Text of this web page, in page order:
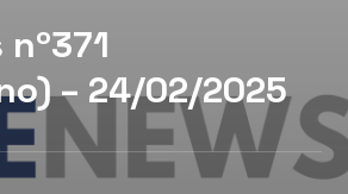
– 24/02/2025